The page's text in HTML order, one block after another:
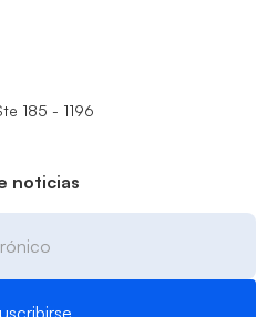
185 - 1196
noticias